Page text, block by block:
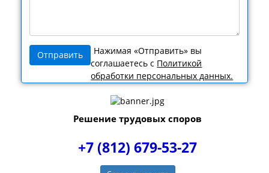
Нажимая «Отправить» вы
соглашаетесь с Политикой
обработки персональных данных.
Решение трудовых споров
+7 (812) 679-53-27